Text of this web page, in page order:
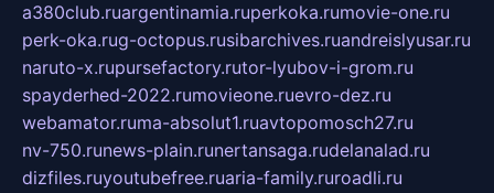
a380club.ruargentinamia.ruperkoka.rumovie-one.ru
perk-oka.rug-octopus.rusibarchives.ruandreislyusar.ru
naruto-x.rupursefactory.rutor-lyubov-i-grom.ru
spayderhed-2022.rumovieone.ruevro-dez.ru
webamator.ruma-absolut1.ruavtopomosch27.ru
nv-750.runews-plain.runertansaga.rudelanalad.ru
dizfiles.ruyoutubefree.ruaria-family.ruroadli.ru